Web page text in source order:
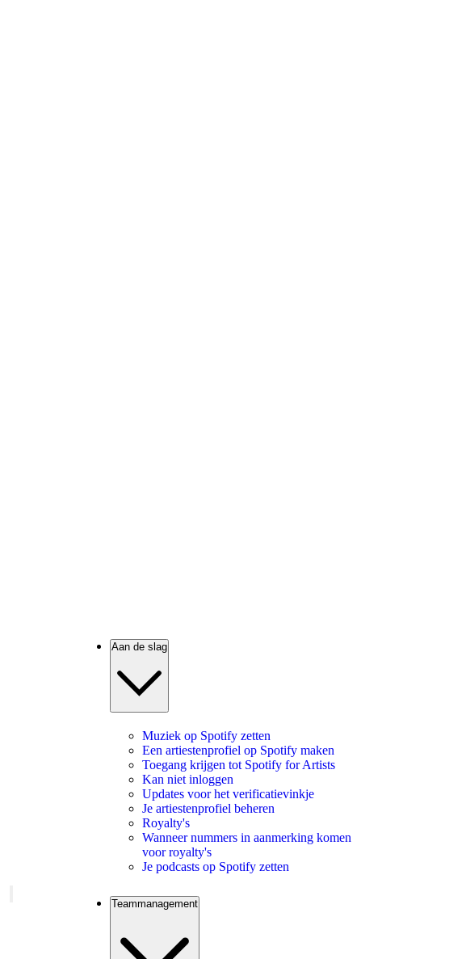
Aan de slag
Muziek op Spotify zetten
Een artiestenprofiel op Spotify maken
Toegang krijgen tot Spotify for Artists
Kan niet inloggen
Updates voor het verificatievinkje
Je artiestenprofiel beheren
Royalty's
Wanneer nummers in aanmerking komen
voor royalty's
Je podcasts op Spotify zetten
Teammanagement